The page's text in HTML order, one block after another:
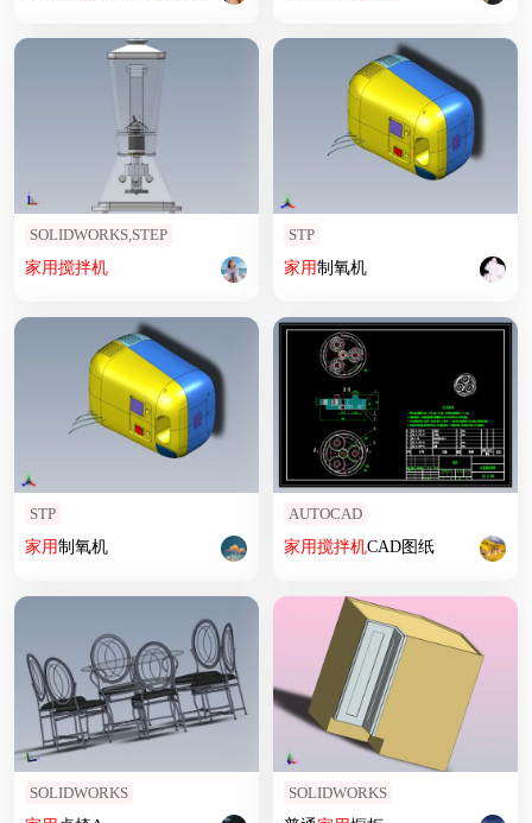
SOLIDWORKS,STEP
家用搅拌机
STP
家用制氧机
STP
家用制氧机
AUTOCAD
家用搅拌机CAD图纸
SOLIDWORKS SOLIDWORKS